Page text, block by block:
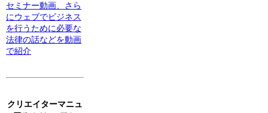
セミナー動画、さら
にウェブでビジネス
を行うために必要な
法律の話などを動画
で紹介
クリエイターマニュ